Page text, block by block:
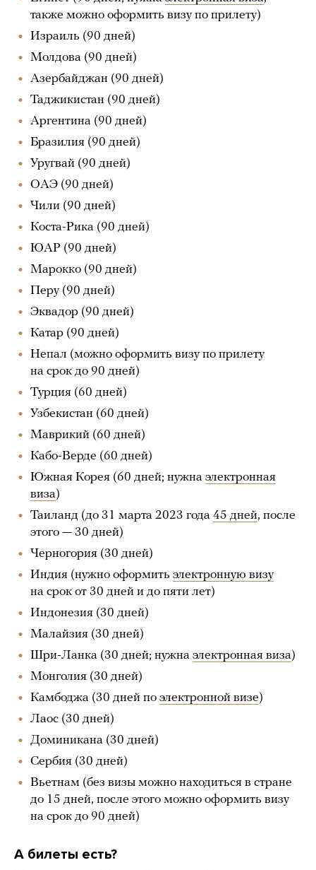
также можно оформить визу по прилету)
Израиль (90 дней)
Молдова (90 дней)
Азербайджан (90 дней)
Таджикистан (90 дней)
Аргентина (90 дней)
Бразилия (90 дней)
Уругвай (90 дней)
ОАЭ (90 дней)
Чили (90 дней)
Коста-Рика (90 дней)
ЮАР (90 дней)
Марокко (90 дней)
Перу (90 дней)
Эквадор (90 дней)
Катар (90 дней)
Непал (можно оформить визу по прилету
на срок до 90 дней)
Турция (60 дней)
Узбекистан (60 дней)
Маврикий (60 дней)
Кабо-Верде (60 дней)
Южная Корея (60 дней; нужна электронная
виза)
Таиланд (до 31 марта 2023 года 45 дней, после
этого — 30 дней)
Черногория (30 дней)
Индия (нужно оформить электронную визу
на срок от 30 дней и до пяти лет)
Индонезия (30 дней)
Малайзия (30 дней)
Шри-Ланка (30 дней; нужна электронная виза)
Монголия (30 дней)
Камбоджа (30 дней по электронной визе)
Лаос (30 дней)
Доминикана (30 дней)
Сербия (30 дней)
Вьетнам (без визы можно находиться в стране
до 15 дней, после этого можно оформить визу
на срок до 90 дней)
А билеты есть?